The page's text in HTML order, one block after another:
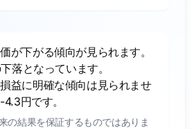
が下がる傾向が見られます。
落となっています。
益に明確な傾向は見られませ
円です。
の結果を保証するものではありま